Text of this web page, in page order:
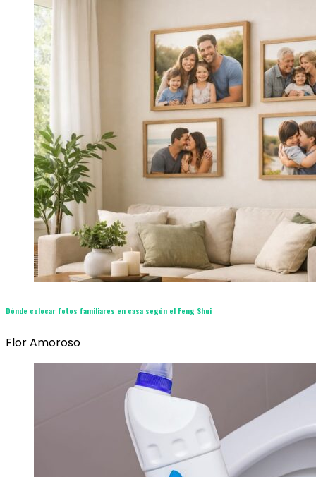
Dónde colocar fotos familiares en casa según el Feng Shui
Flor Amoroso